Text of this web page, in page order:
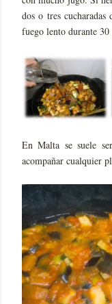
dos o tres
fuego lento durante
En Malta se suele
acompañar cualquier